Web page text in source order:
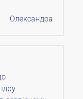
Олександра